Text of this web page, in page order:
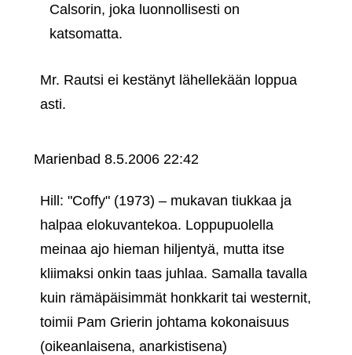
Calsorin, joka luonnollisesti on
katsomatta.
Mr. Rautsi ei kestänyt lähellekään loppua
asti.
Marienbad 8.5.2006 22:42
Hill: "Coffy" (1973) – mukavan tiukkaa ja
halpaa elokuvantekoa. Loppupuolella
meinaa ajo hieman hiljentyä, mutta itse
kliimaksi onkin taas juhlaa. Samalla tavalla
kuin rämäpäisimmät honkkarit tai westernit,
toimii Pam Grierin johtama kokonaisuus
(oikeanlaisena, anarkistisena)